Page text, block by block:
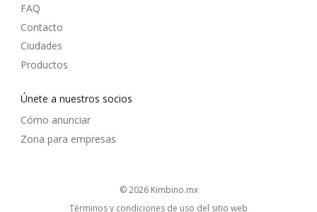
FAQ
Contacto
Ciudades
Productos
Únete a nuestros socios
Cómo anunciar
Zona para empresas
© 2026 kimbino.mx
Términos y condiciones de uso del sitio web